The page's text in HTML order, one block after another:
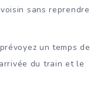
sans reprendre
un temps de
du train et le